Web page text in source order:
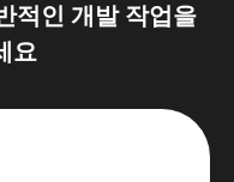
적인 개발 작업을
요